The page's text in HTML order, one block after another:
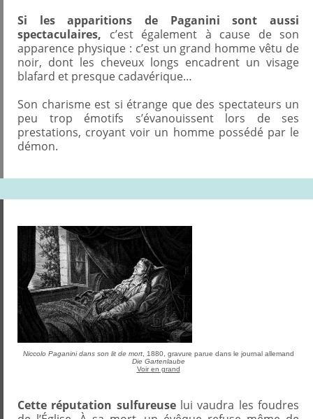
Si les apparitions de Paganini sont aussi
spectaculaires, c’est également à cause de son
apparence physique : c’est un grand homme vêtu de
noir, dont les cheveux longs encadrent un visage
blafard et presque cadavérique…
Son charisme est si étrange que des spectateurs un
peu trop émotifs s’évanouissent lors de ses
prestations, croyant voir un homme possédé par le
démon.
Niccolo Paganini dans son lit de mort, 1880, gravure parue dans le journal allemand
Die Gartenlaube
Voir en grand
Cette réputation sulfureuselui vaudra les foudres